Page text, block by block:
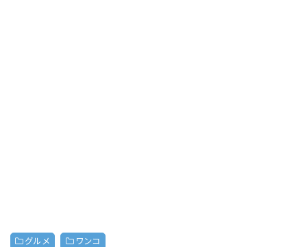
グルメ ワンコ